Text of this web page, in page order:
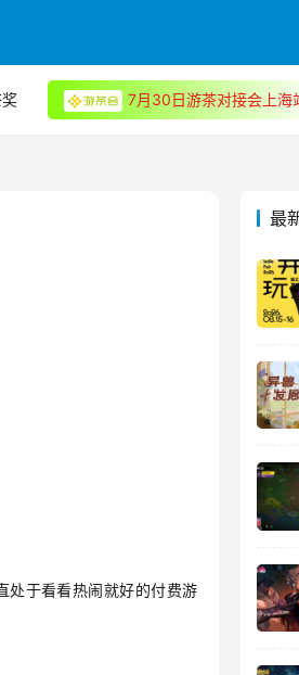
7月30日游茶对接会上海
处于看看热闹就好的付费游
最